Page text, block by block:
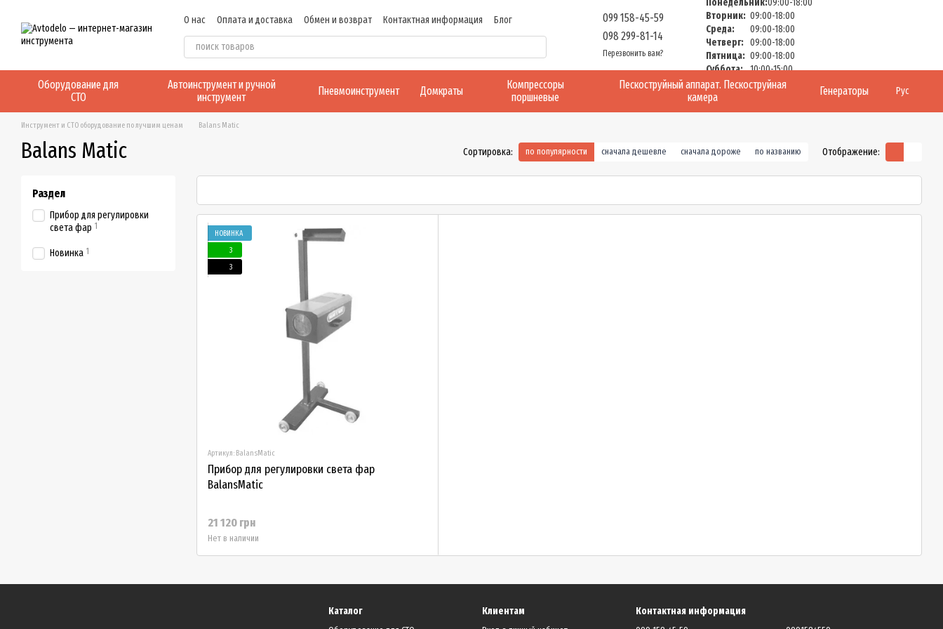
О нас Оплата и доставка Обмен и возврат Контактная информация
Блог
Отзывы о магазине
099 158-45-59
098 299-81-14
Перезвонить вам?
Понедельник:09:00-18:00
Вторник: 09:00-18:00
Среда:
09:00-18:00
Четверг: 09:00-18:00
Пятница: 09:00-18:00
Суббота: 10:00-15:00
Воскресенье:Выходной
Оборудование для
СТО
Автоинструмент и ручной
инструмент
Пневмоинструмент Домкраты
Компрессоры
поршневые
Пескоструйный аппарат. Пескоструйная
камера
Генераторы Рус
Инструмент и СТО оборудование по лучшим ценам Balans Matic
Balans Matic Сортировка: по популярности сначала дешевле сначала дороже по названию Отображение:
НОВИНКА
3
3
Артикул: BalansMatic
Прибор для регулировки света фар
BalansMatic
21 120 грн
Нет в наличии
Раздел
Прибор для регулировки
света фар 1
Новинка 1
Каталог Клиентам Контактная информация